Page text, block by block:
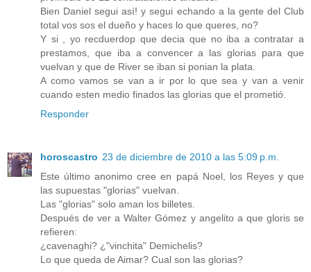
Bien Daniel segui así! y segui echando a la gente del Club
total vos sos el dueño y haces lo que queres, no?
Y si , yo recduerdop que decia que no iba a contratar a
prestamos, que iba a convencer a las glorias para que
vuelvan y que de River se iban si ponian la plata.
A como vamos se van a ir por lo que sea y van a venir
cuando esten medio finados las glorias que el prometió.
Responder
horoscastro 23 de diciembre de 2010 a las 5:09 p.m.
Este último anonimo cree en papá Noel, los Reyes y que
las supuestas "glorias" vuelvan.
Las "glorias" solo aman los billetes.
Después de ver a Walter Gómez y angelito a que gloris se
refieren:
¿cavenaghi? ¿"vinchita" Demichelis?
Lo que queda de Aimar? Cual son las glorias?